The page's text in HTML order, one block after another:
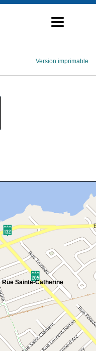
Version imprimable
Rue Sainte-Catherine